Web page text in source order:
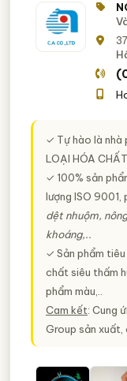
✓ Tự hào là nhà
LOẠI HÓA
✓ 100% sản
lượng ISO 9001,
dệt nhuộm,
khoáng,..
✓ Sản phẩm
chất siêu thấm
phẩm màu,..
Cam kết: Cung
Group sản xuất,